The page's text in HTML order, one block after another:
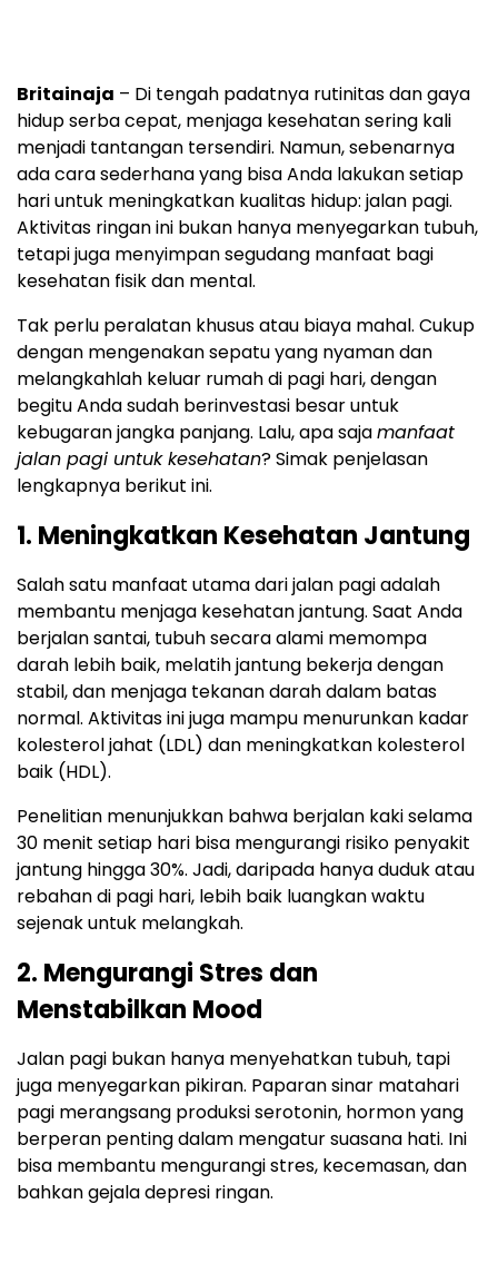
Britainaja – Di tengah padatnya rutinitas dan gaya
hidup serba cepat, menjaga kesehatan sering kali
menjadi tantangan tersendiri. Namun, sebenarnya
ada cara sederhana yang bisa Anda lakukan setiap
hari untuk meningkatkan kualitas hidup: jalan pagi.
Aktivitas ringan ini bukan hanya menyegarkan tubuh,
tetapi juga menyimpan segudang manfaat bagi
kesehatan fisik dan mental.
Tak perlu peralatan khusus atau biaya mahal. Cukup
dengan mengenakan sepatu yang nyaman dan
melangkahlah keluar rumah di pagi hari, dengan
begitu Anda sudah berinvestasi besar untuk
kebugaran jangka panjang. Lalu, apa sajamanfaat
jalan pagi untuk kesehatan? Simak penjelasan
lengkapnya berikut ini.
1. Meningkatkan Kesehatan Jantung
Salah satu manfaat utama dari jalan pagi adalah
membantu menjaga kesehatan jantung. Saat Anda
berjalan santai, tubuh secara alami memompa
darah lebih baik, melatih jantung bekerja dengan
stabil, dan menjaga tekanan darah dalam batas
normal. Aktivitas ini juga mampu menurunkan kadar
kolesterol jahat (LDL) dan meningkatkan kolesterol
baik (HDL).
Penelitian menunjukkan bahwa berjalan kaki selama
30 menit setiap hari bisa mengurangi risiko penyakit
jantung hingga 30%. Jadi, daripada hanya duduk atau
rebahan di pagi hari, lebih baik luangkan waktu
sejenak untuk melangkah.
2. Mengurangi Stres dan
Menstabilkan Mood
Jalan pagi bukan hanya menyehatkan tubuh, tapi
juga menyegarkan pikiran. Paparan sinar matahari
pagi merangsang produksi serotonin, hormon yang
berperan penting dalam mengatur suasana hati. Ini
bisa membantu mengurangi stres, kecemasan, dan
bahkan gejala depresi ringan.